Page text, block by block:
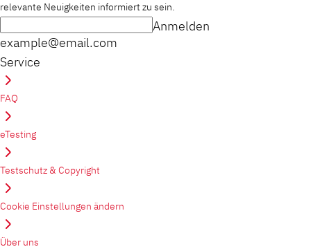
relevante Neuigkeiten informiert zu sein.
example@email.com
Anmelden
Service
FAQ
eTesting
Testschutz & Copyright
Cookie Einstellungen ändern
Über uns